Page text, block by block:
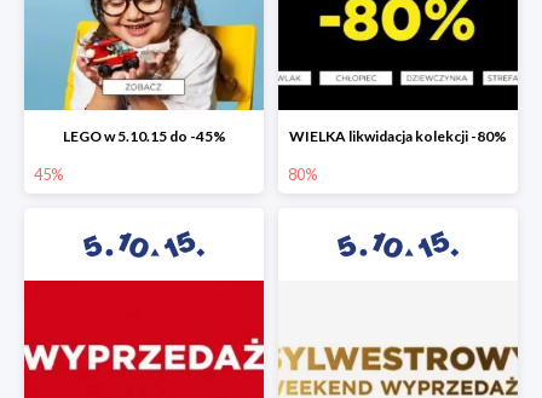
LEGO w 5.10.15 do -45%
45%
WIELKA likwidacja kolekcji -80%
80%